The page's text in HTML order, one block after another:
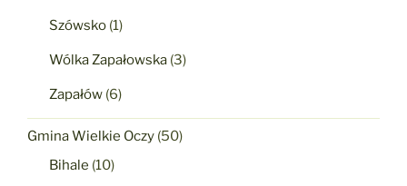
Szówsko (1)
Wólka Zapałowska (3)
Zapałów (6)
Gmina Wielkie Oczy (50)
Bihale (10)